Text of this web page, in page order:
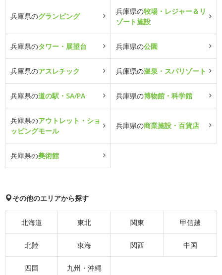
兵庫県のグランピング
兵庫県の牧場・レジャー＆リ
ゾート施設
兵庫県のタワー・展望台 兵庫県の公園
兵庫県のアスレチック 兵庫県の温泉・スパリゾート
兵庫県の道の駅・SA/PA 兵庫県の博物館・科学館
兵庫県のアウトレット・ショ
ッピングモール
兵庫県の商業施設・百貨店
兵庫県の美術館
その他のエリアから探す
北海道 東北 関東 甲信越
北陸 東海 関西 中国
四国 九州・沖縄